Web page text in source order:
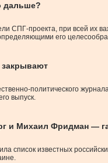
дальше?
СПГ-проекта, при всей их
его
закрывают
политического
выпуск.
и Михаил Фридман —
список известных